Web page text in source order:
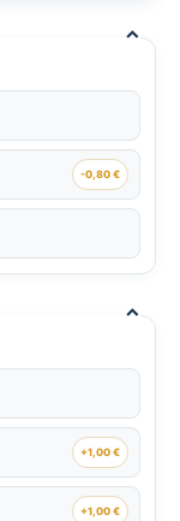
⌃
-0,80 €
⌃
+1,00 €
+1,00 €